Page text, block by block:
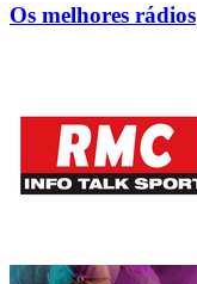
Os melhores rádios